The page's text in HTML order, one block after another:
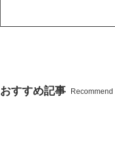
おすすめ記事 Recommend